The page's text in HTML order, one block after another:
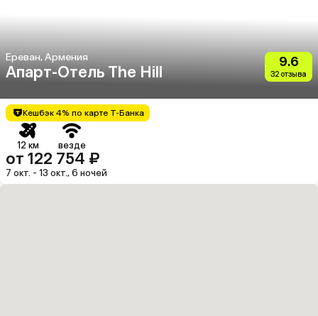
Ереван, Армения
Апарт-Отель The Hill
9.6
32 отзыва
Кешбэк 4% по карте Т-Банка
12 км везде
от 122 754 ₽
7 окт. - 13 окт., 6 ночей